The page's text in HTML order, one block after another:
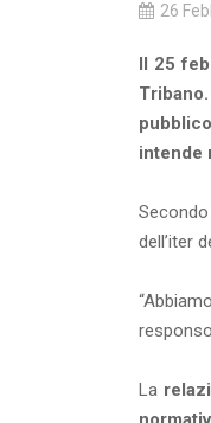
26
Il 25
intende
dell’iter
La